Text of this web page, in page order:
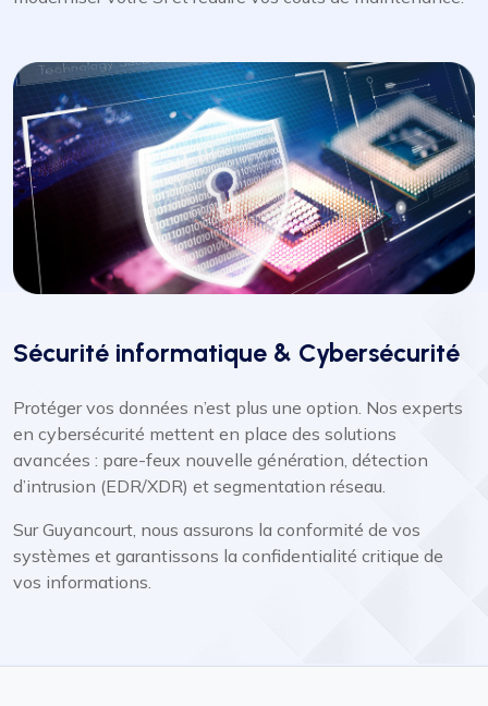
Sécurité informatique & Cybersécurité
Protéger vos données n’est plus une option. Nos experts
en cybersécurité mettent en place des solutions
avancées : pare-feux nouvelle génération, détection
d’intrusion (EDR/XDR) et segmentation réseau.
Sur Guyancourt, nous assurons la conformité de vos
systèmes et garantissons la confidentialité critique de
vos informations.